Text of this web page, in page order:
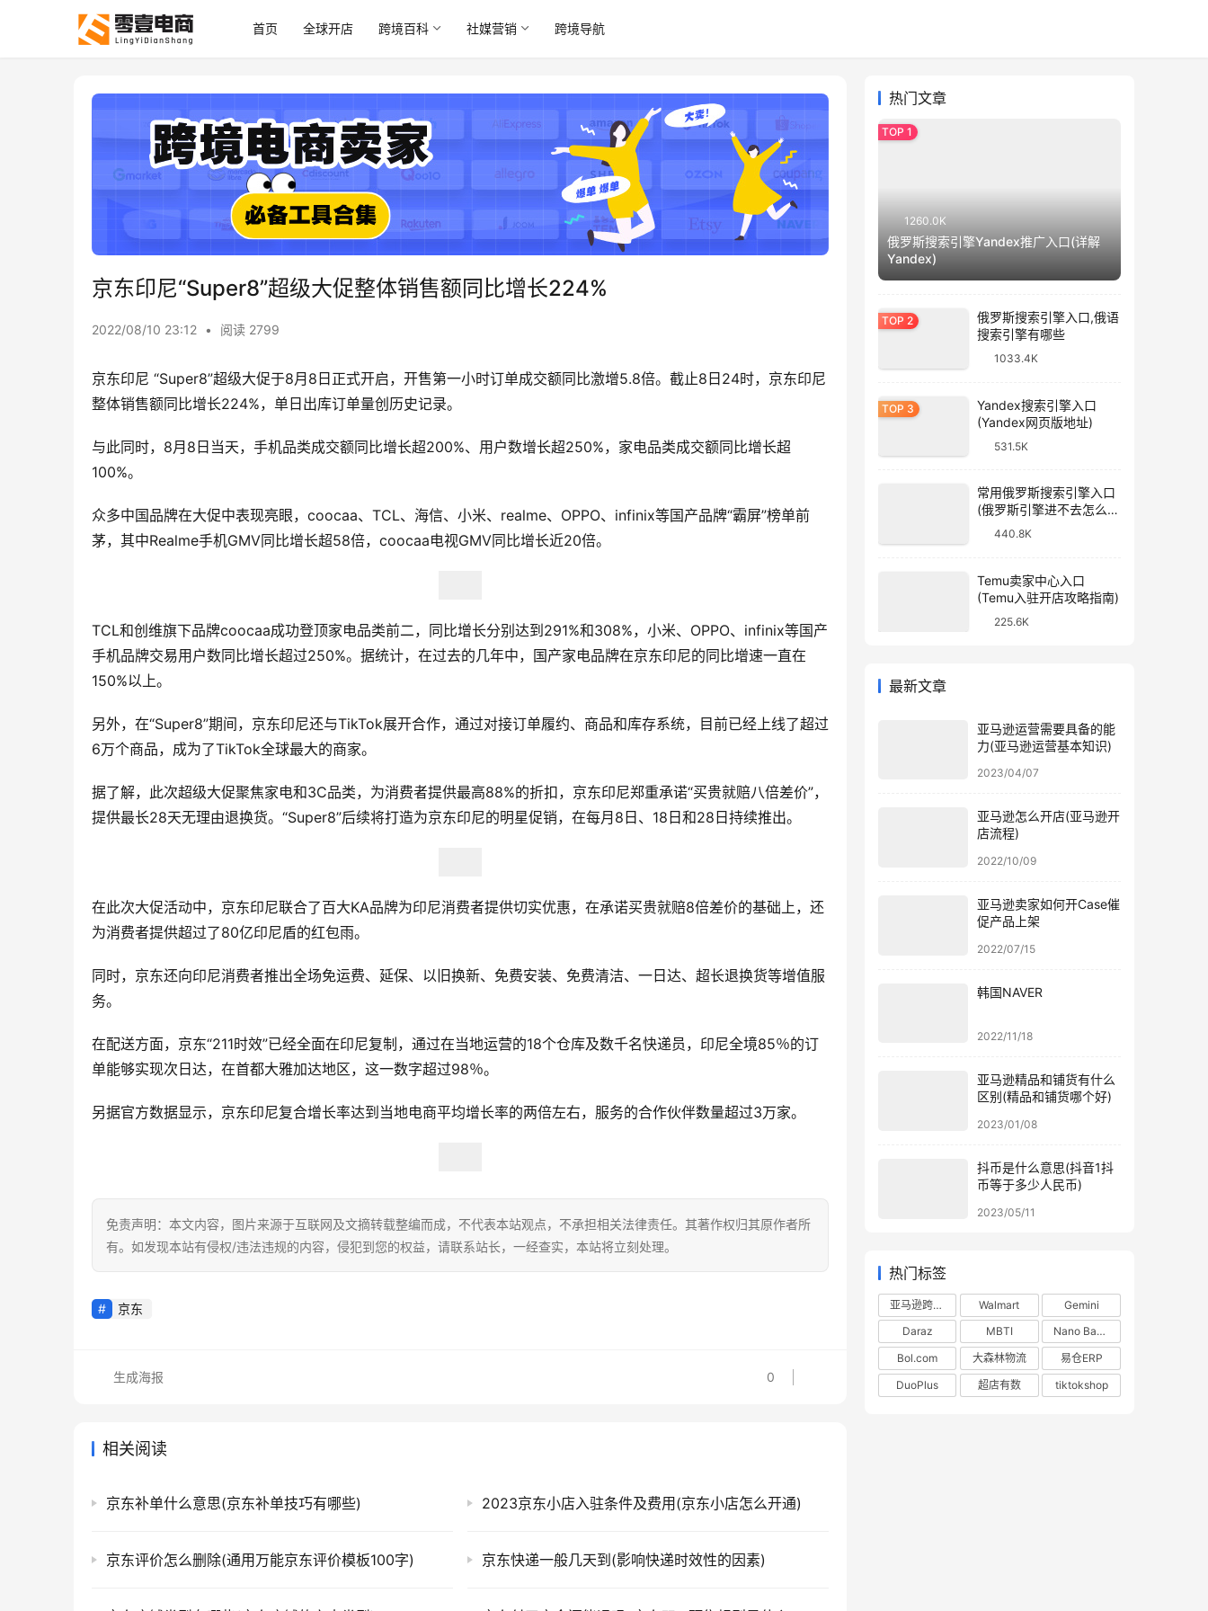
首页 全球开店 跨境百科 社媒营销 跨境导航
京东印尼“Super8”超级大促整体销售额同比增长224%
2022/08/10 23:12 • 阅读 2799
京东印尼 “Super8”超级大促于8月8日正式开启，开售第一小时订单成交额同比激增5.8倍。截止8日24时，京东印尼
整体销售额同比增长224%，单日出库订单量创历史记录。
与此同时，8月8日当天，手机品类成交额同比增长超200%、用户数增长超250%，家电品类成交额同比增长超
100%。
众多中国品牌在大促中表现亮眼，coocaa、TCL、海信、小米、realme、OPPO、infinix等国产品牌“霸屏”榜单前
茅，其中Realme手机GMV同比增长超58倍，coocaa电视GMV同比增长近20倍。
TCL和创维旗下品牌coocaa成功登顶家电品类前二，同比增长分别达到291%和308%，小米、OPPO、infinix等国产
手机品牌交易用户数同比增长超过250%。据统计，在过去的几年中，国产家电品牌在京东印尼的同比增速一直在
150%以上。
另外，在“Super8”期间，京东印尼还与TikTok展开合作，通过对接订单履约、商品和库存系统，目前已经上线了超过
6万个商品，成为了TikTok全球最大的商家。
据了解，此次超级大促聚焦家电和3C品类，为消费者提供最高88%的折扣，京东印尼郑重承诺“买贵就赔八倍差价”，
提供最长28天无理由退换货。“Super8”后续将打造为京东印尼的明星促销，在每月8日、18日和28日持续推出。
在此次大促活动中，京东印尼联合了百大KA品牌为印尼消费者提供切实优惠，在承诺买贵就赔8倍差价的基础上，还
为消费者提供超过了80亿印尼盾的红包雨。
同时，京东还向印尼消费者推出全场免运费、延保、以旧换新、免费安装、免费清洁、一日达、超长退换货等增值服
务。
在配送方面，京东“211时效”已经全面在印尼复制，通过在当地运营的18个仓库及数千名快递员，印尼全境85％的订
单能够实现次日达，在首都大雅加达地区，这一数字超过98％。
另据官方数据显示，京东印尼复合增长率达到当地电商平均增长率的两倍左右，服务的合作伙伴数量超过3万家。
免责声明：本文内容，图片来源于互联网及文摘转载整编而成，不代表本站观点，不承担相关法律责任。其著作权归其原作者所
有。如发现本站有侵权/违法违规的内容，侵犯到您的权益，请联系站长，一经查实，本站将立刻处理。
京东
0
生成海报
相关阅读
京东补单什么意思(京东补单技巧有哪些) 2023京东小店入驻条件及费用(京东小店怎么开通)
京东评价怎么删除(通用万能京东评价模板100字) 京东快递一般几天到(影响快递时效性的因素)
热门文章
1260.0K
俄罗斯搜索引擎Yandex推广入口(详解
Yandex)
俄罗斯搜索引擎入口,俄语
搜索引擎有哪些
1033.4K
Yandex搜索引擎入口
(Yandex网页版地址)
531.5K
常用俄罗斯搜索引擎入口
(俄罗斯引擎进不去怎么
440.8K
Temu卖家中心入口
(Temu入驻开店攻略指南)
225.6K
最新文章
亚马逊运营需要具备的能
力(亚马逊运营基本知识)
2023/04/07
亚马逊怎么开店(亚马逊开
店流程)
2022/10/09
亚马逊卖家如何开Case催
促产品上架
2022/07/15
韩国NAVER
2022/11/18
亚马逊精品和铺货有什么
区别(精品和铺货哪个好)
2023/01/08
抖币是什么意思(抖音1抖
币等于多少人民币)
2023/05/11
热门标签
亚马逊跨境电商 Walmart
Gemini
Daraz
MBTI
Nano Banana
Bol.com
大森林物流
易仓ERP
DuoPlus
超店有数 tiktokshop